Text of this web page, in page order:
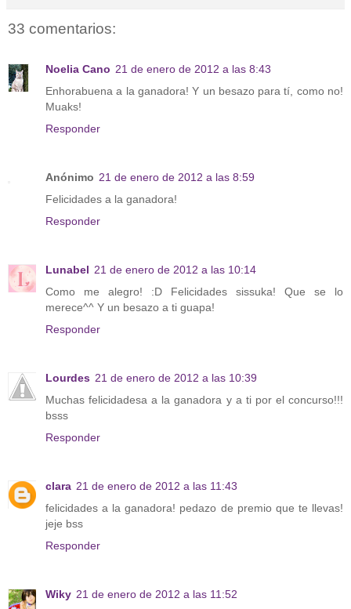
33 comentarios:
Noelia Cano 21 de enero de 2012 a las 8:43
Enhorabuena a la ganadora! Y un besazo para tí, como no!
Muaks!
Responder
Anónimo 21 de enero de 2012 a las 8:59
Felicidades a la ganadora!
Responder
Lunabel 21 de enero de 2012 a las 10:14
Como me alegro! :D Felicidades sissuka! Que se lo
merece^^ Y un besazo a ti guapa!
Responder
Lourdes 21 de enero de 2012 a las 10:39
Muchas felicidadesa a la ganadora y a ti por el concurso!!!
bsss
Responder
clara 21 de enero de 2012 a las 11:43
felicidades a la ganadora! pedazo de premio que te llevas!
jeje bss
Responder
Wiky 21 de enero de 2012 a las 11:52